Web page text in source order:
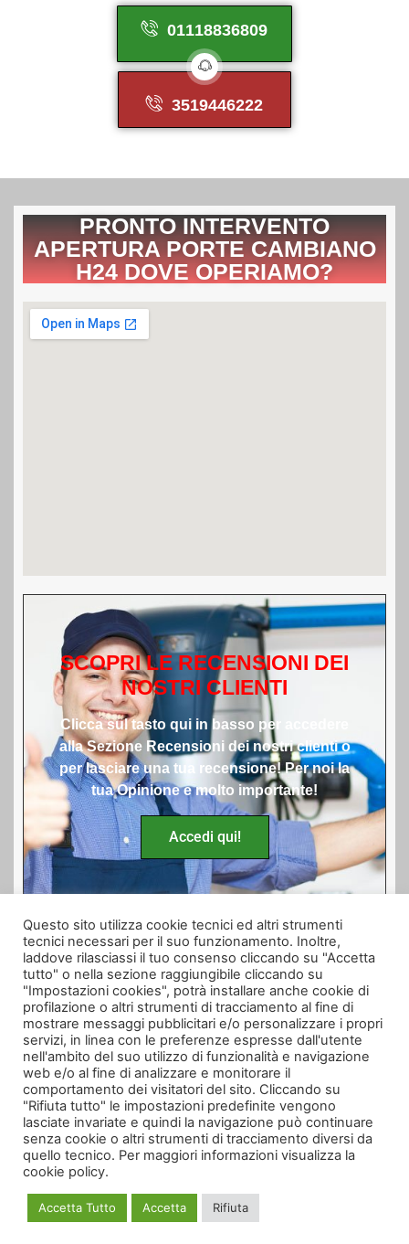
01118836809
3519446222
PRONTO INTERVENTO
APERTURA PORTE CAMBIANO
H24 DOVE OPERIAMO?
SCOPRI LE RECENSIONI DEI
NOSTRI CLIENTI
Clicca sul tasto qui in basso per accedere
alla Sezione Recensioni dei nostri clienti o
per lasciare una tua recensione! Per noi la
tua Opinione e molto importante!
Accedi qui!
Seguici anche su
Informativa Trattamento Dati
Creato da Multi Service Casa H24 | Web Copyrights © 2020 | Tutti i diritti
riservati. | Partita Iva: 02493430066 | E-mail: multiservicecasah24@virgilio.it
Questo sito utilizza cookie tecnici ed altri strumenti
tecnici necessari per il suo funzionamento. Inoltre,
laddove rilasciassi il tuo consenso cliccando su "Accetta
tutto" o nella sezione raggiungibile cliccando su
"Impostazioni cookies", potrà installare anche cookie di
profilazione o altri strumenti di tracciamento al fine di
mostrare messaggi pubblicitari e/o personalizzare i propri
servizi, in linea con le preferenze espresse dall'utente
nell'ambito del suo utilizzo di funzionalità e navigazione
web e/o al fine di analizzare e monitorare il
comportamento dei visitatori del sito. Cliccando su
"Rifiuta tutto" le impostazioni predefinite vengono
lasciate invariate e quindi la navigazione può continuare
senza cookie o altri strumenti di tracciamento diversi da
quello tecnico. Per maggiori informazioni visualizza la
cookie policy.
Accetta Tutto Accetta Rifiuta